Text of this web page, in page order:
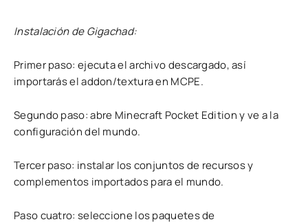
Instalación de Gigachad:
Primer paso: ejecuta el archivo descargado, así
importarás el addon/textura en MCPE.
Segundo paso: abre Minecraft Pocket Edition y ve a la
configuración del mundo.
Tercer paso: instalar los conjuntos de recursos y
complementos importados para el mundo.
Paso cuatro: seleccione los paquetes de